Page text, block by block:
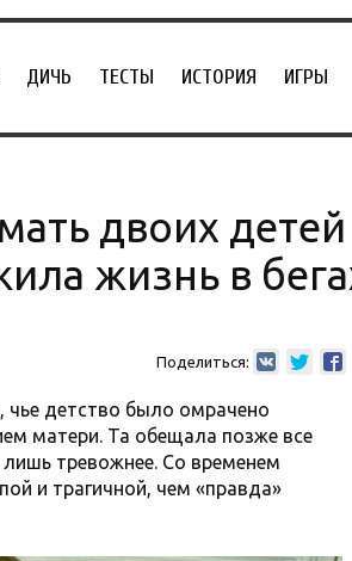
ДИЧЬ ТЕСТЫ ИСТОРИЯ ИГРЫ
двоих
жизнь в
Поделиться:
чье детство было омрачено
матери. Та обещала позже все
лишь тревожнее. Со временем
и трагичной, чем «правда»